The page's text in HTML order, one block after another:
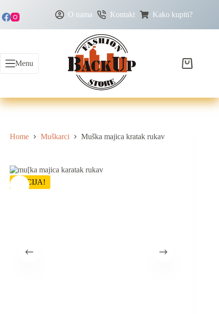
O nama Kontakt Kako kupiti?
Menu
Home Muškarci Muška majica kratak rukav
AKCIJA!